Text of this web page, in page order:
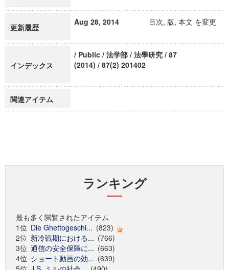
更新履歴
Aug 28, 2014 目次, 版, 本文 を変更
インデックス
/ Public / 法学部 / 法學研究 / 87
(2014) / 87(2) 201402
関連アイテム
ランキング
最も多く閲覧されたアイテム
1位 Die Ghettogeschi... (823)
2位 新冷戦期における... (766)
3位 通信の安全保障に... (663)
4位 ショート動画の効... (639)